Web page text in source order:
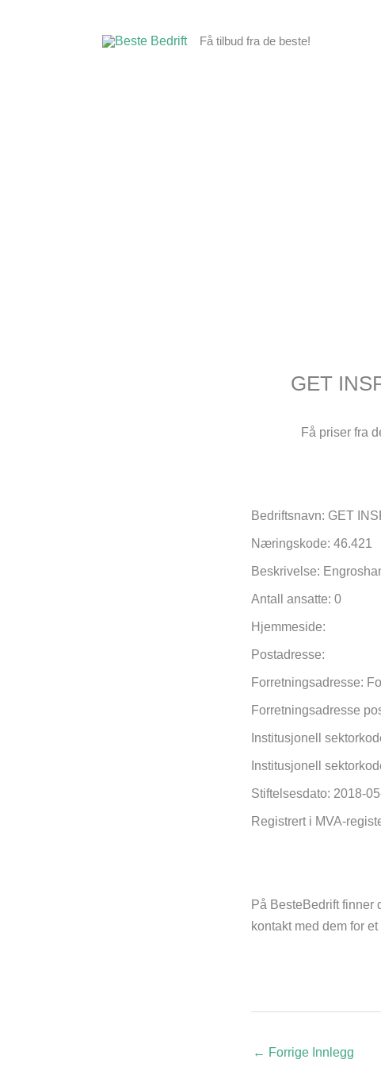
Få tilbud fra de beste!
GET
Få priser fra
Bedriftsnavn: GET
Næringskode: 46.421
Beskrivelse:
Antall ansatte: 0
Hjemmeside:
Postadresse:
Forretningsadresse:
Forretningsadresse
Institusjonell
Institusjonell
Stiftelsesdato: 2018-
Registrert i MVA-
På BesteBedrift finner
kontakt med dem for
← Forrige Innlegg